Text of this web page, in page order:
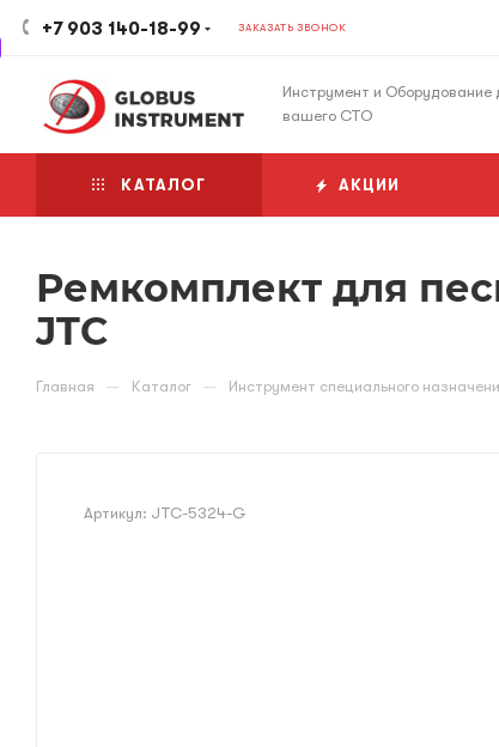
+7 903 140-18-99 ЗАКАЗАТЬ ЗВОНОК
Инструмент и Оборудование
вашего СТО
КАТАЛОГ АКЦИИ
Ремкомплект для
JTC
Главная — Каталог — Инструмент специального
Артикул: JTC-5324-G